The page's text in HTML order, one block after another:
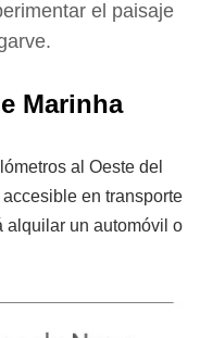
el paisaje
Marinha
al Oeste del
en transporte
alquilar un automóvil o